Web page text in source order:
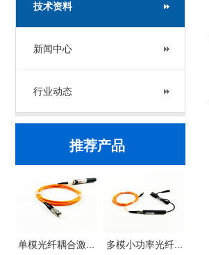
技术资料
新闻中心
行业动态
推荐产品
单模光纤耦合激... 多模小功率光纤...